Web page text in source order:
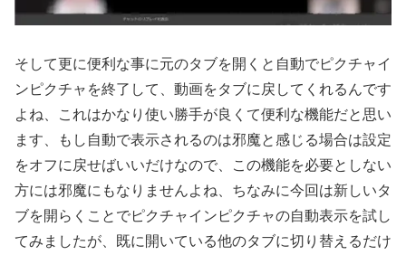
そして更に便利な事に元のタブを開くと自動でピクチャイ
ンピクチャを終了して、動画をタブに戻してくれるんです
よね、これはかなり使い勝手が良くて便利な機能だと思い
ます、もし自動で表示されるのは邪魔と感じる場合は設定
をオフに戻せばいいだけなので、この機能を必要としない
方には邪魔にもなりませんよね、ちなみに今回は新しいタ
ブを開らくことでピクチャインピクチャの自動表示を試し
てみましたが、既に開いている他のタブに切り替えるだけ